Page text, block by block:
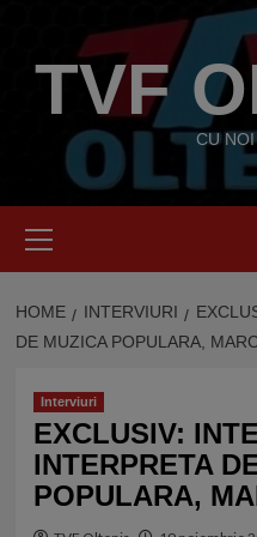
contentTVF
CU
Menu
HOME INTERVIURI
DE MUZICA POPULARA,
Interviuri
EXCLUSIV:
INTERPRETA
POPULARA,